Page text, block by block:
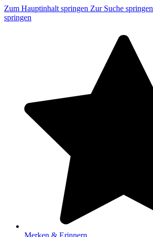
Zum Hauptinhalt springen Zur Suche springen
springen
Merken & Erinnern